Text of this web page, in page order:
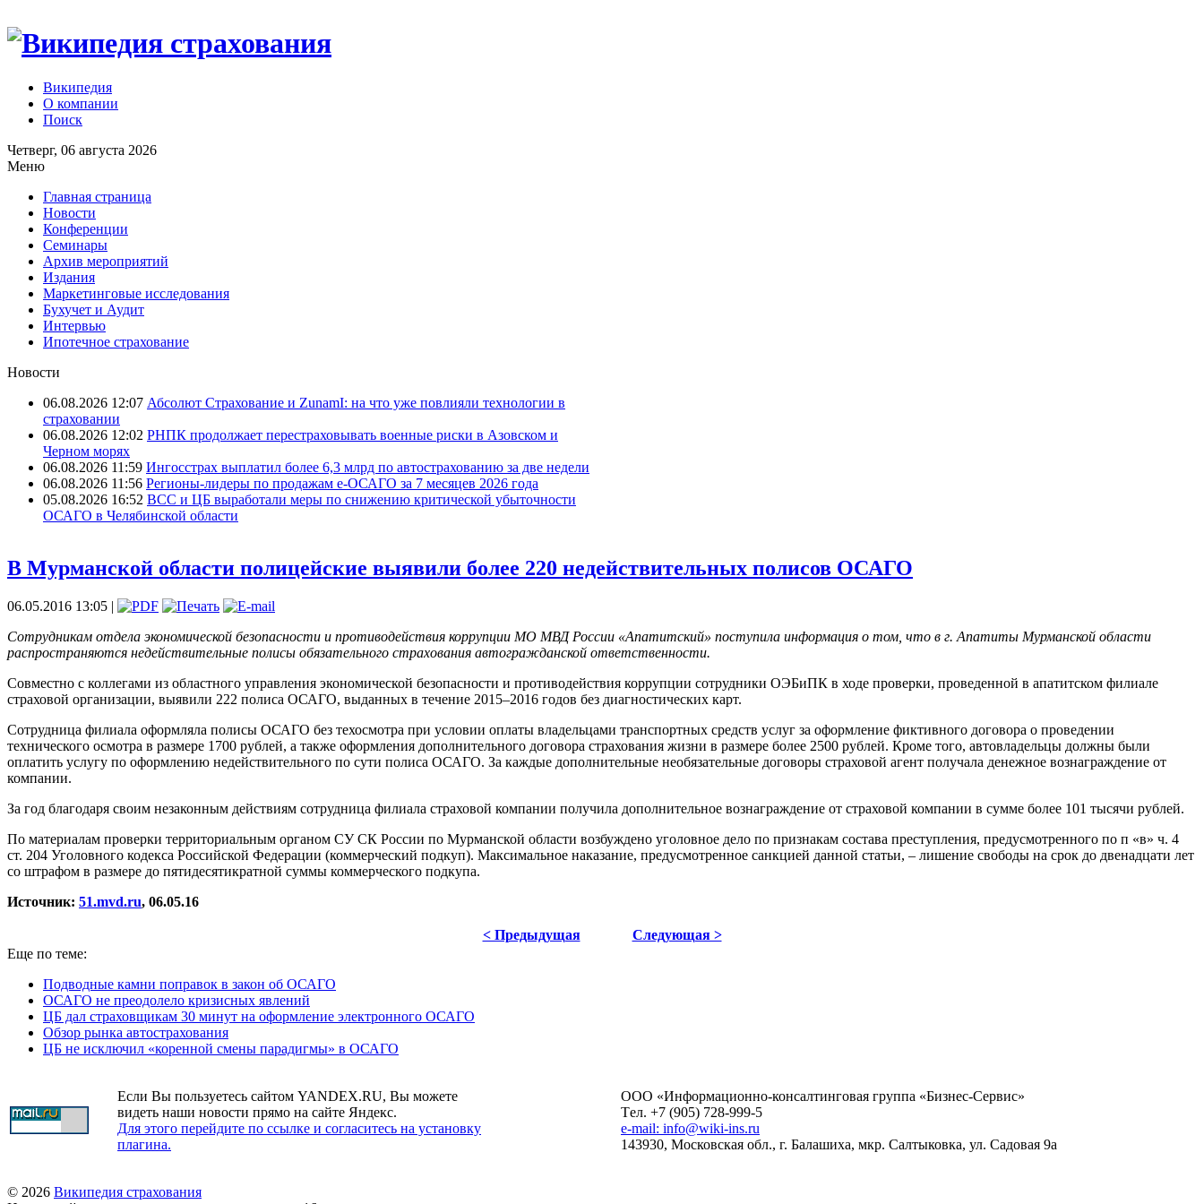
Википедия
О компании
Поиск
Четверг, 06 августа 2026
Меню
Главная страница
Новости
Конференции
Семинары
Архив мероприятий
Издания
Маркетинговые исследования
Бухучет и Аудит
Интервью
Ипотечное страхование
Новости
06.08.2026 12:07 Абсолют Страхование и ZunamI: на что уже повлияли технологии в
страховании
06.08.2026 12:02 РНПК продолжает перестраховывать военные риски в Азовском и
Черном морях
06.08.2026 11:59 Ингосстрах выплатил более 6,3 млрд по автострахованию за две недели
06.08.2026 11:56 Регионы-лидеры по продажам е-ОСАГО за 7 месяцев 2026 года
05.08.2026 16:52 ВСС и ЦБ выработали меры по снижению критической убыточности
ОСАГО в Челябинской области
В Мурманской области полицейские выявили более 220 недействительных полисов ОСАГО
06.05.2016 13:05 |
Сотрудникам отдела экономической безопасности и противодействия коррупции МО МВД России «Апатитский» поступила информация о том, что в г. Апатиты Мурманской области
распространяются недействительные полисы обязательного страхования автогражданской ответственности.
Совместно с коллегами из областного управления экономической безопасности и противодействия коррупции сотрудники ОЭБиПК в ходе проверки, проведенной в апатитском филиале
страховой организации, выявили 222 полиса ОСАГО, выданных в течение 2015–2016 годов без диагностических карт.
Сотрудница филиала оформляла полисы ОСАГО без техосмотра при условии оплаты владельцами транспортных средств услуг за оформление фиктивного договора о проведении
технического осмотра в размере 1700 рублей, а также оформления дополнительного договора страхования жизни в размере более 2500 рублей. Кроме того, автовладельцы должны были
оплатить услугу по оформлению недействительного по сути полиса ОСАГО. За каждые дополнительные необязательные договоры страховой агент получала денежное вознаграждение от
компании.
За год благодаря своим незаконным действиям сотрудница филиала страховой компании получила дополнительное вознаграждение от страховой компании в сумме более 101 тысячи рублей.
По материалам проверки территориальным органом СУ СК России по Мурманской области возбуждено уголовное дело по признакам состава преступления, предусмотренного по п «в» ч. 4
ст. 204 Уголовного кодекса Российской Федерации (коммерческий подкуп). Максимальное наказание, предусмотренное санкцией данной статьи, – лишение свободы на срок до двенадцати лет
со штрафом в размере до пятидесятикратной суммы коммерческого подкупа.
Источник: 51.mvd.ru, 06.05.16
< Предыдущая
Следующая >
Еще по теме:
Подводные камни поправок в закон об ОСАГО
ОСАГО не преодолело кризисных явлений
ЦБ дал страховщикам 30 минут на оформление электронного ОСАГО
Обзор рынка автострахования
ЦБ не исключил «коренной смены парадигмы» в ОСАГО
Если Вы пользуетесь сайтом YANDEX.RU, Вы можете
видеть наши новости прямо на сайте Яндекс.
Для этого перейдите по ссылке и согласитесь на установку
плагина.
ОOO «Информационно-консалтинговая группа «Бизнес-Сервис»
Tел. +7 (905) 728-999-5
e-mail: info@wiki-ins.ru
143930, Московская обл., г. Балашиха, мкр. Салтыковка, ул. Садовая 9а
© 2026 Википедия страхования